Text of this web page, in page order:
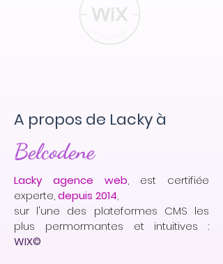
A propos de Lacky à
Belcodene
Lacky agence web, est certifiée
experte,depuis 2014,
sur l'une des plateformes CMS les
plus permormantes et intuitives :
WIX©